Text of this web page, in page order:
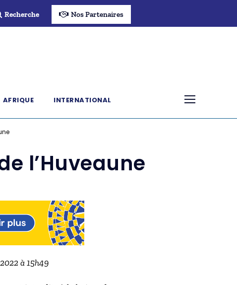
Recherche Nos Partenaires
AFRIQUE INTERNATIONAL
l’Huveaune
à 15h49